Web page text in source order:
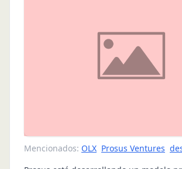
Mencionados: OLX Prosus Ventures